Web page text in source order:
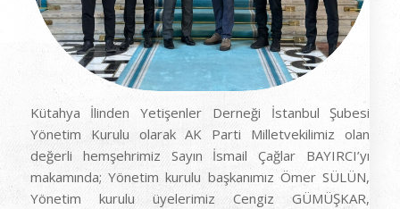
Kütahya İlinden Yetişenler Derneği İstanbul Şubesi
Yönetim Kurulu olarak AK Parti Milletvekilimiz olan
değerli hemşehrimiz Sayın İsmail Çağlar BAYIRCI’yı
makamında; Yönetim kurulu başkanımız Ömer SÜLÜN,
Yönetim kurulu üyelerimiz Cengiz GÜMÜŞKAR,